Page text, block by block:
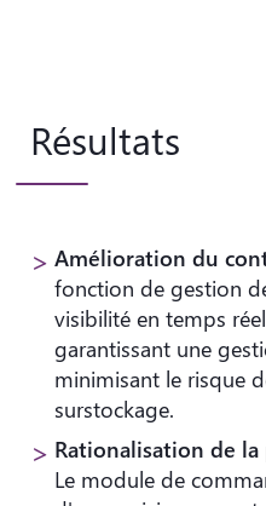
Résultats
Amélioration du
fonction de gestion
visibilité en temps
garantissant une
minimisant le risque
surstockage.
Rationalisation de la
Le module de